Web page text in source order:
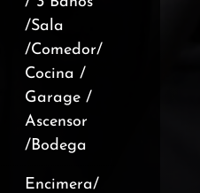
/Sala
/Comedor/
Cocina /
Garage /
Ascensor
/Bodega
Encimera/